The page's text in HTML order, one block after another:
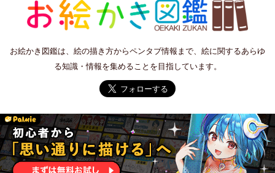
お絵かき図鑑は、絵の描き方からペンタブ情報まで、絵に関するあらゆ
る知識・情報を集めることを目指しています。